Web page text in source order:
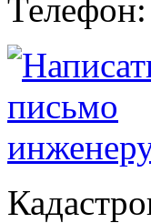
Телефон: